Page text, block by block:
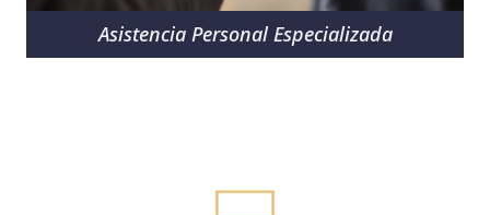
Asistencia Personal Especializada